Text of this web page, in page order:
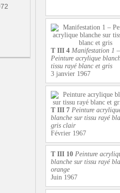
T III 4 Manifestation 1 –
Peinture acrylique
tissu rayé blanc et gris
3 janvier 1967
T III 7 Peinture
blanche sur tissu rayé
gris clair
Février 1967
T III 10 Peinture
blanche sur tissu rayé
orange
Juin 1967